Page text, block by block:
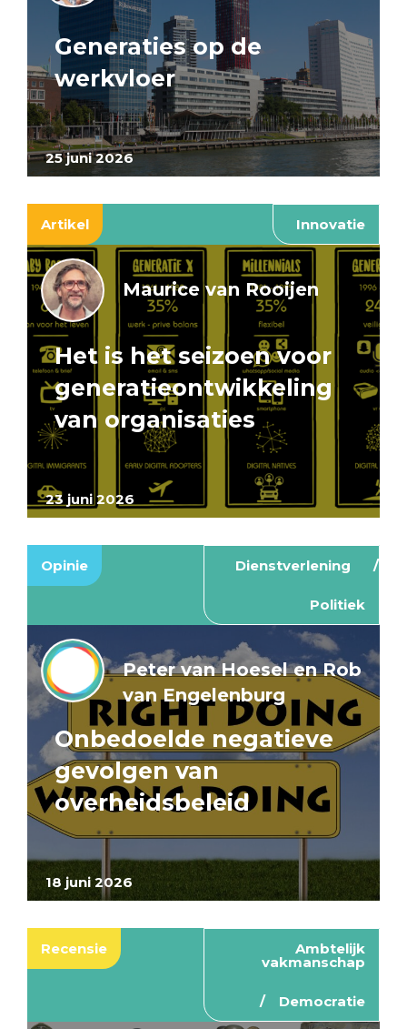
25 juni 2026
Generaties op de
werkvloer
Artikel Innovatie
23 juni 2026
Maurice van Rooijen
Het is het seizoen voor
generatieontwikkeling
van organisaties
Opinie Dienstverlening
Politiek
18 juni 2026
Peter van Hoesel en Rob
van Engelenburg
Onbedoelde negatieve
gevolgen van
overheidsbeleid
Recensie Ambtelijk
vakmanschap
Democratie